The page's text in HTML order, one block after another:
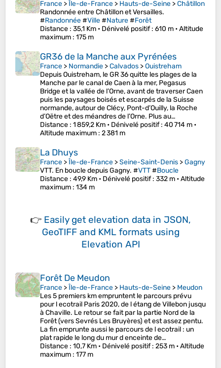
France >Île-de-France > Hauts-de-Seine >Châtillon
Randonnée entre Châtillon et Versailles.
#Randonnée#Ville#Nature#Forêt
Distance : 35,1 Km • Dénivelé positif: 610 m •Altitude
maximum : 175 m
GR36 de la Manche aux Pyrénées
France > Normandie >Calvados >Ouistreham
Depuis Ouistreham, le GR 36 quitte les plages de la
Manche par le canal de Caen à la mer, Pegasus
Bridge et la vallée de l’Orne, avant de traverser Caen
puis les paysages boisés et escarpés de la Suisse
normande, autour de Clécy, Pont-d’Ouilly, la Roche
d’Oëtre et des méandres de l’Orne. Plus au…
Distance : 1 859,2 Km • Dénivelé positif: 40 714 m •
Altitude maximum : 2 381 m
La Dhuys
France >Île-de-France >Seine-Saint-Denis >Gagny
VTT. En boucle depuis Gagny. #VTT#Boucle
Distance : 49,9 Km • Dénivelé positif: 332 m •Altitude
maximum : 134 m
👉 Easily get elevation data in JSON,
GeoTIFF and KML formats using
Elevation API
Forêt De Meudon
France >Île-de-France > Hauts-de-Seine > Meudon
Les 5 premiers km empruntent le parcours prévu
pour l ecotrail Paris 2020, de l étang de Villebon jusqu
à Chaville. Le retour se fait par la partie Nord de la
Forêt (vers Sevrés Les Bruyères) et est assez pentu.
La fin emprunte aussi le parcours de l ecotrail : un
plat rapide le long du mur d enceinte de…
Distance : 10,7 Km • Dénivelé positif: 253 m •Altitude
maximum : 177 m